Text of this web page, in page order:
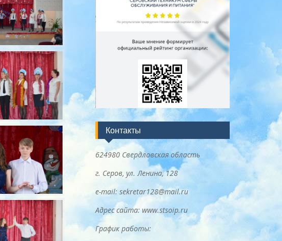
Контакты
624980 Свердловская область
г. Серов, ул. Ленина, 128
e-mail: sekretar128@mail.ru
Адрес сайта: www.stsoip.ru
График работы: